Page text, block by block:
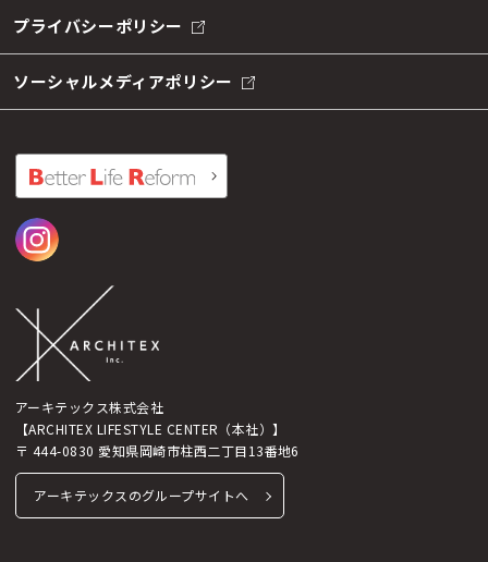
プライバシーポリシー
ソーシャルメディアポリシー
アーキテックス株式会社
【ARCHITEX LIFESTYLE CENTER（本社）】
〒 444-0830 愛知県岡崎市柱西二丁目13番地6
アーキテックスのグループサイトへ